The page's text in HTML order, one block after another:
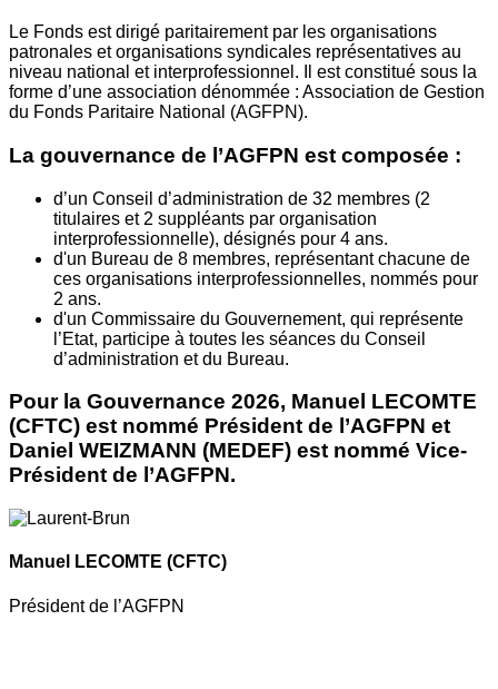
Le Fonds est dirigé paritairement par les organisations
patronales et organisations syndicales représentatives au
niveau national et interprofessionnel. Il est constitué sous la
forme d’une association dénommée : Association de Gestion
du Fonds Paritaire National (AGFPN).
La gouvernance de l’AGFPN est composée :
d’un Conseil d’administration de 32 membres (2
titulaires et 2 suppléants par organisation
interprofessionnelle), désignés pour 4 ans.
d'un Bureau de 8 membres, représentant chacune de
ces organisations interprofessionnelles, nommés pour
2 ans.
d'un Commissaire du Gouvernement, qui représente
l’Etat, participe à toutes les séances du Conseil
d’administration et du Bureau.
Pour la Gouvernance 2026, Manuel LECOMTE
(CFTC) est nommé Président de l’AGFPN et
Daniel WEIZMANN (MEDEF) est nommé Vice-
Président de l’AGFPN.
Manuel LECOMTE (CFTC)
Président de l’AGFPN